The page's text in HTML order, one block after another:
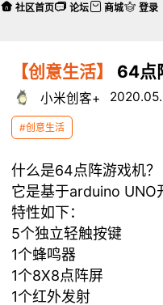
【创意生活】 64点
小米创客+
#创意生活
什么是64点阵游戏机？
它是基于arduino UNO
特性如下：
5个独立轻触按键
1个蜂鸣器
1个8X8点阵屏
1个红外发射
社区首页 论坛 商城 登录